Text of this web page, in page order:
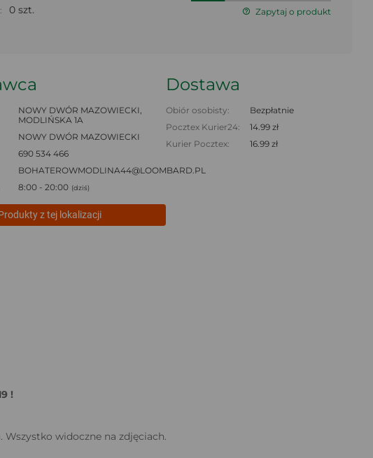
0 szt. Zapytaj o produkt
NOWY DWÓR MAZOWIECKI,
MODLIŃSKA 1A
NOWY DWÓR MAZOWIECKI
690 534 466
BOHATEROWMODLINA44@LOOMBARD.PL
8:00 - 20:00 (dziś)
z tej lokalizacji
Dostawa
Obiór osobisty:
Bezpłatnie
Pocztex Kurier24:
14.99 zł
Kurier Pocztex:
16.99 zł
!
Wszystko widoczne na zdjęciach.